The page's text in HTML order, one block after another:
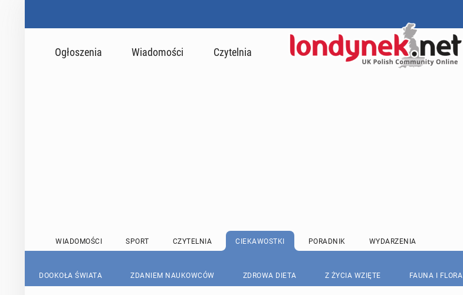
Ogłoszenia Wiadomości Czytelnia
WIADOMOŚCI SPORT CZYTELNIA CIEKAWOSTKI PORADNIK WYDARZENIA
DOOKOŁA ŚWIATA ZDANIEM NAUKOWCÓW ZDROWA DIETA Z ŻYCIA WZIĘTE FAUNA I FLORA